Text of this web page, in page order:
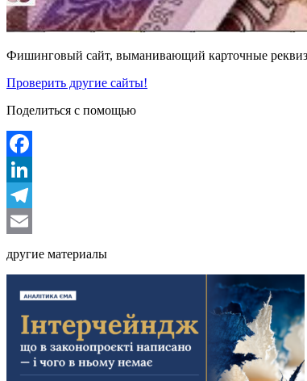
Фишинговый сайт, выманивающий карточные
Проверить другие сайты!
Поделиться с помощью
Facebook
LinkedIn
Telegram
другие материалы